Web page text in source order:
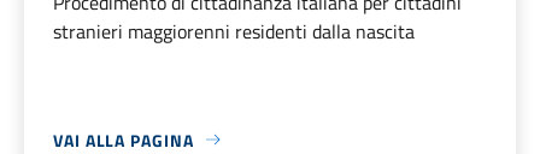
stranieri maggiorenni residenti dalla nascita
VAI ALLA PAGINA